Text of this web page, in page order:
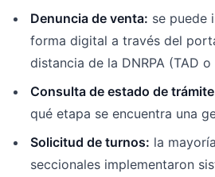
Denuncia de venta: se puede
forma digital a través del
distancia de la DNRPA (TAD
Consulta de estado de
qué etapa se encuentra una
Solicitud de turnos: la
seccionales implementaron